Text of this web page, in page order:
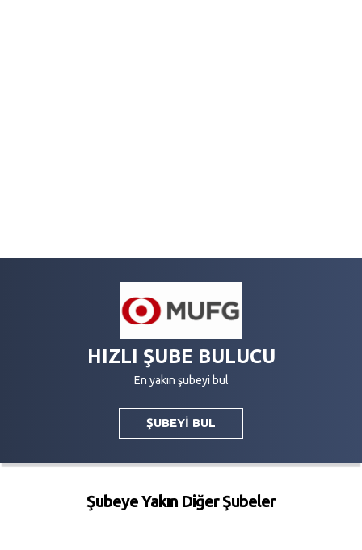
HIZLI ŞUBE BULUCU
En yakın şubeyi bul
ŞUBEYİ BUL
Şubeye Yakın Diğer Şubeler